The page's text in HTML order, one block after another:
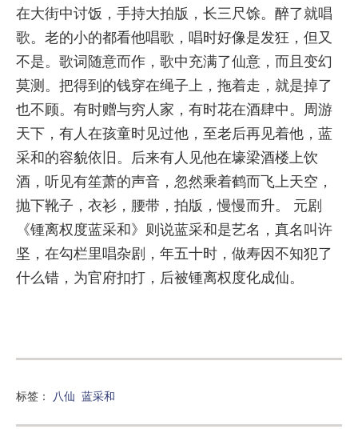
在大街中讨饭，手持大拍版，长三尺馀。醉了就唱
歌。老的小的都看他唱歌，唱时好像是发狂，但又
不是。歌词随意而作，歌中充满了仙意，而且变幻
莫测。把得到的钱穿在绳子上，拖着走，就是掉了
也不顾。有时赠与穷人家，有时花在酒肆中。周游
天下，有人在孩童时见过他，至老后再见着他，蓝
采和的容貌依旧。后来有人见他在壕梁酒楼上饮
酒，听见有笙萧的声音，忽然乘着鹤而飞上天空，
抛下靴子，衣衫，腰带，拍版，慢慢而升。 元剧
《锺离权度蓝采和》则说蓝采和是艺名，真名叫许
坚，在勾栏里唱杂剧，年五十时，做寿因不知犯了
什么错，为官府扣打，后被锺离权度化成仙。
标签： 八仙 蓝采和